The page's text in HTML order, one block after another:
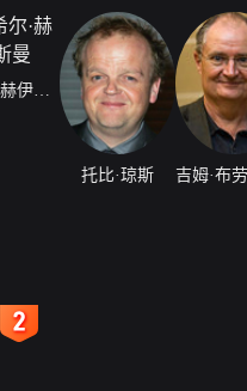
米希尔·赫伊斯曼
托比·琼斯